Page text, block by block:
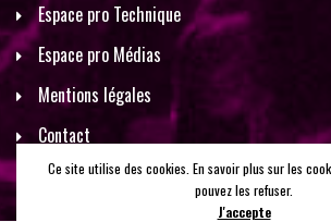
Espace pro Technique
Espace pro Médias
Mentions légales
Contact
Ce site utilise des cookies. En savoir plus sur les
pouvez les refuser.
J'accepte